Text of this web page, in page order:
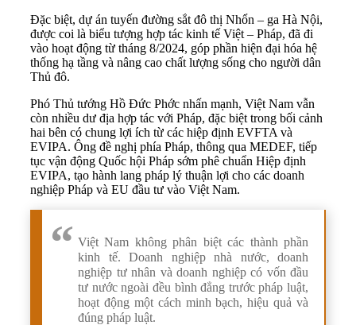
Đặc biệt, dự án tuyến đường sắt đô thị Nhổn – ga Hà Nội,
được coi là biểu tượng hợp tác kinh tế Việt – Pháp, đã đi
vào hoạt động từ tháng 8/2024, góp phần hiện đại hóa hệ
thống hạ tầng và nâng cao chất lượng sống cho người dân
Thủ đô.
Phó Thủ tướng Hồ Đức Phớc nhấn mạnh, Việt Nam vẫn
còn nhiều dư địa hợp tác với Pháp, đặc biệt trong bối cảnh
hai bên có chung lợi ích từ các hiệp định EVFTA và
EVIPA. Ông đề nghị phía Pháp, thông qua MEDEF, tiếp
tục vận động Quốc hội Pháp sớm phê chuẩn Hiệp định
EVIPA, tạo hành lang pháp lý thuận lợi cho các doanh
nghiệp Pháp và EU đầu tư vào Việt Nam.
Việt Nam không phân biệt các thành phần
kinh tế. Doanh nghiệp nhà nước, doanh
nghiệp tư nhân và doanh nghiệp có vốn đầu
tư nước ngoài đều bình đẳng trước pháp luật,
hoạt động một cách minh bạch, hiệu quả và
đúng pháp luật.